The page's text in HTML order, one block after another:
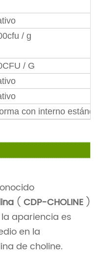
/ g
/ G
con interno
( CDP-CHOLINE )
la apariencia es
en la
de choline.